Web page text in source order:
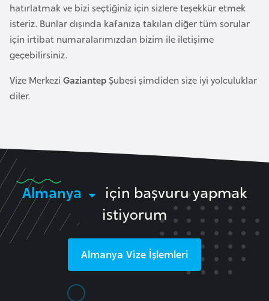
hatırlatmak ve bizi seçtiğiniz için sizlere teşekkür etmek
isteriz. Bunlar dışında kafanıza takılan diğer tüm sorular
için irtibat numaralarımızdan bizim ile iletişime
geçebilirsiniz.
Vize Merkezi GaziantepŞubesi şimdiden size iyi yolculuklar
diler.
Almanya
için başvuru yapmak
istiyorum
Almanya Vize İşlemleri
C
i
b
t
i
i
n
D
a